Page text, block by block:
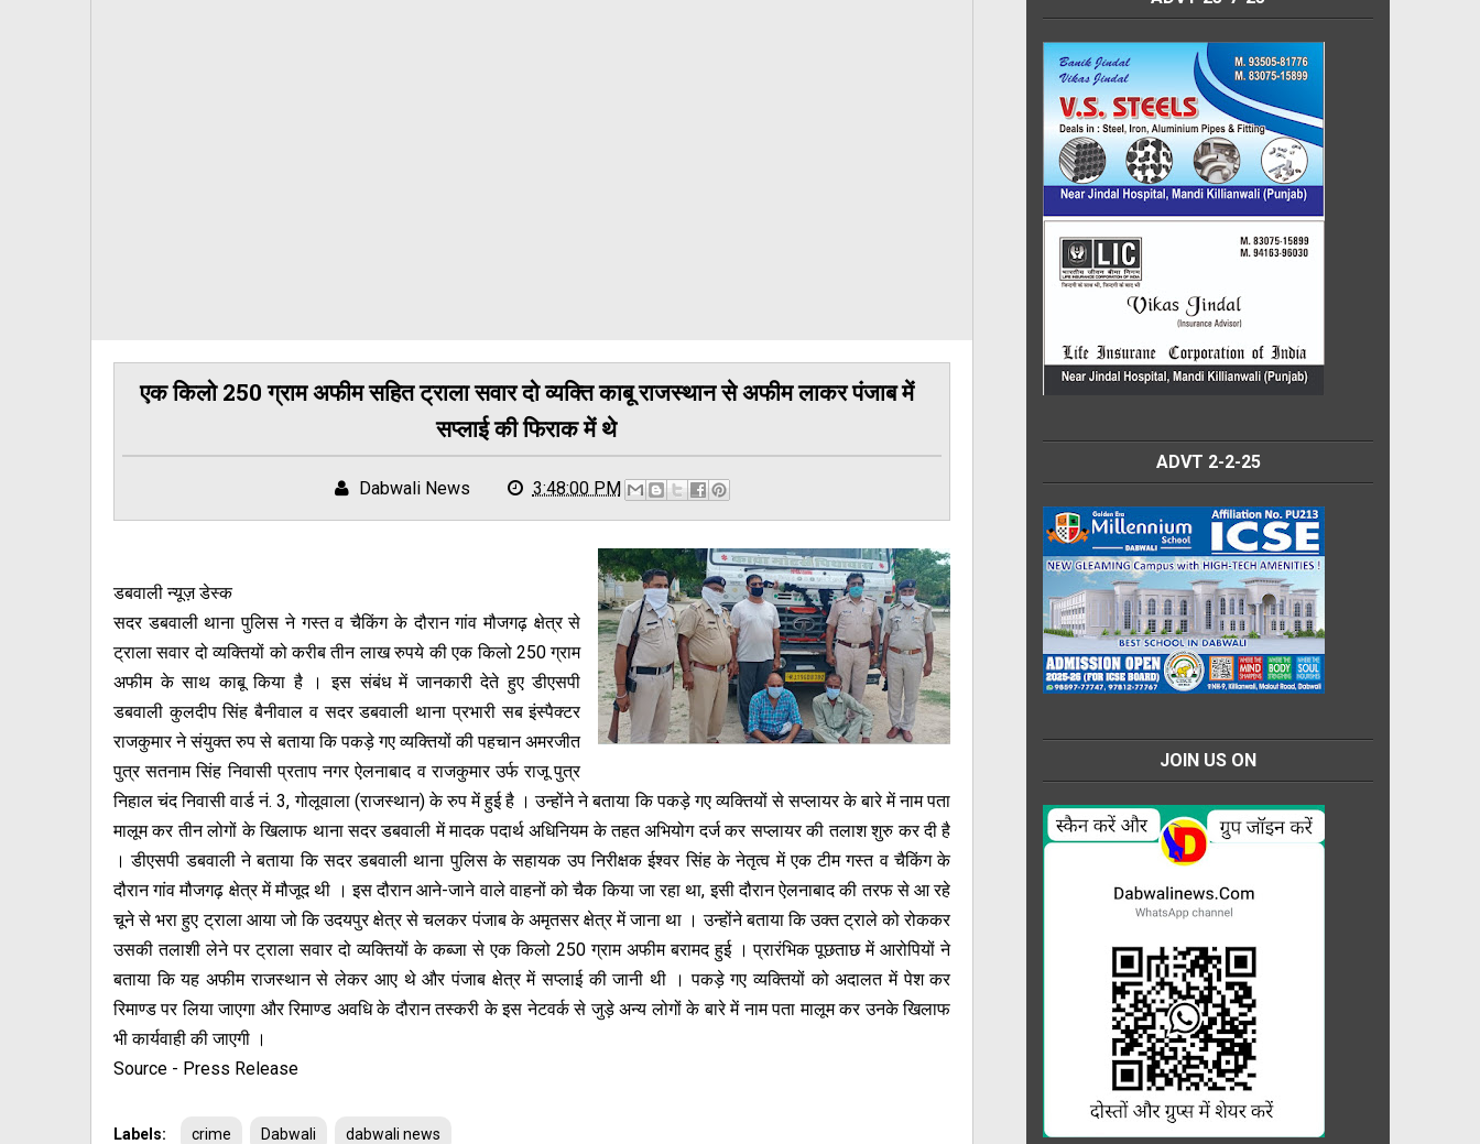
एक किलो 250 ग्राम अफीम सहित ट्राला सवार दो व्यक्ति काबू राजस्थान से अफीम लाकर पंजाब में
सप्लाई की फिराक में थे
Dabwali News 3:48:00 PM
डबवाली न्यूज़ डेस्क
सदर डबवाली थाना पुलिस ने गस्त व चैकिंग के दौरान गांव मौजगढ़ क्षेत्र से
ट्राला सवार दो व्यक्तियों को करीब तीन लाख रुपये की एक किलो 250 ग्राम
अफीम के साथ काबू किया है । इस संबंध में जानकारी देते हुए डीएसपी
डबवाली कुलदीप सिंह बैनीवाल व सदर डबवाली थाना प्रभारी सब इंस्पैक्टर
राजकुमार ने संयुक्त रुप से बताया कि पकड़े गए व्यक्तियों की पहचान अमरजीत
पुत्र सतनाम सिंह निवासी प्रताप नगर ऐलनाबाद व राजकुमार उर्फ राजू पुत्र
निहाल चंद निवासी वार्ड नं. 3, गोलूवाला (राजस्थान) के रुप में हुई है । उन्होंने ने बताया कि पकड़े गए व्यक्तियों से सप्लायर के बारे में नाम पता
मालूम कर तीन लोगों के खिलाफ थाना सदर डबवाली में मादक पदार्थ अधिनियम के तहत अभियोग दर्ज कर सप्लायर की तलाश शुरु कर दी है
। डीएसपी डबवाली ने बताया कि सदर डबवाली थाना पुलिस के सहायक उप निरीक्षक ईश्वर सिंह के नेतृत्व में एक टीम गस्त व चैकिंग के
दौरान गांव मौजगढ़ क्षेत्र में मौजूद थी । इस दौरान आने-जाने वाले वाहनों को चैक किया जा रहा था, इसी दौरान ऐलनाबाद की तरफ से आ रहे
चूने से भरा हुए ट्राला आया जो कि उदयपुर क्षेत्र से चलकर पंजाब के अमृतसर क्षेत्र में जाना था । उन्होंने बताया कि उक्त ट्राले को रोककर
उसकी तलाशी लेने पर ट्राला सवार दो व्यक्तियों के कब्जा से एक किलो 250 ग्राम अफीम बरामद हुई । प्रारंभिक पूछताछ में आरोपियों ने
बताया कि यह अफीम राजस्थान से लेकर आए थे और पंजाब क्षेत्र में सप्लाई की जानी थी । पकड़े गए व्यक्तियों को अदालत में पेश कर
रिमाण्ड पर लिया जाएगा और रिमाण्ड अवधि के दौरान तस्करी के इस नेटवर्क से जुड़े अन्य लोगों के बारे में नाम पता मालूम कर उनके खिलाफ
भी कार्यवाही की जाएगी ।
Source - Press Release
Labels: crime Dabwali dabwali news
ADVT 2-2-25
JOIN US ON